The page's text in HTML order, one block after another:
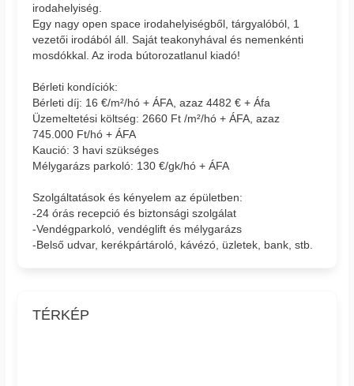
irodahelyiség.
Egy nagy open space irodahelyiségből, tárgyalóból, 1
vezetői irodából áll. Saját teakonyhával és nemenkénti
mosdókkal. Az iroda bútorozatlanul kiadó!
Bérleti kondíciók:
Bérleti díj: 16 €/m²/hó + ÁFA, azaz 4482 € + Áfa
Üzemeltetési költség: 2660 Ft /m²/hó + ÁFA, azaz
745.000 Ft/hó + ÁFA
Kaució: 3 havi szükséges
Mélygarázs parkoló: 130 €/gk/hó + ÁFA
Szolgáltatások és kényelem az épületben:
-24 órás recepció és biztonsági szolgálat
-Vendégparkoló, vendéglift és mélygarázs
-Belső udvar, kerékpártároló, kávézó, üzletek, bank, stb.
TÉRKÉP